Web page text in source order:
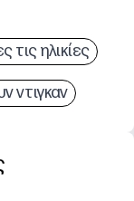
τις ηλικίες
ντιγκαν